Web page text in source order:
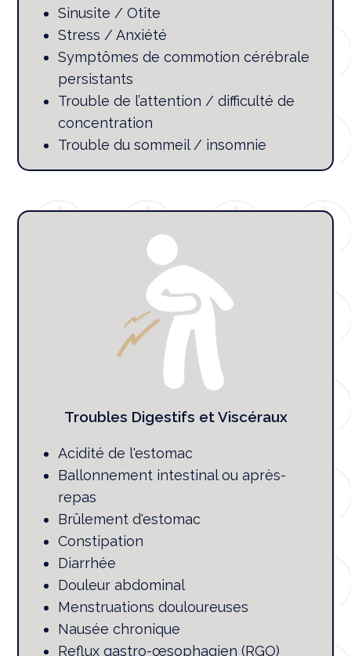
Sinusite / Otite
Stress / Anxiété
Symptômes de commotion cérébrale
persistants
Trouble de l’attention / difficulté de
concentration
Trouble du sommeil / insomnie
Troubles Digestifs et Viscéraux
Acidité de l'estomac
Ballonnement intestinal ou après-
repas
Brûlement d'estomac
Constipation
Diarrhée
Douleur abdominal
Menstruations douloureuses
Nausée chronique
Reflux gastro-œsophagien (RGO)